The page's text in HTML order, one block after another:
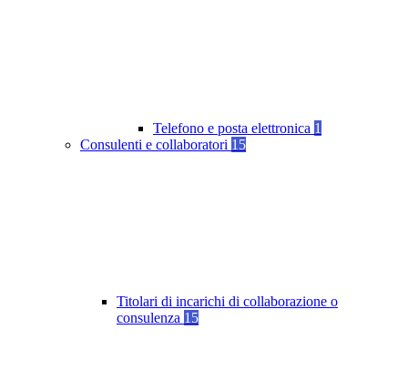
Telefono e posta elettronica 1
Consulenti e collaboratori 15
Titolari di incarichi di collaborazione o
consulenza 15